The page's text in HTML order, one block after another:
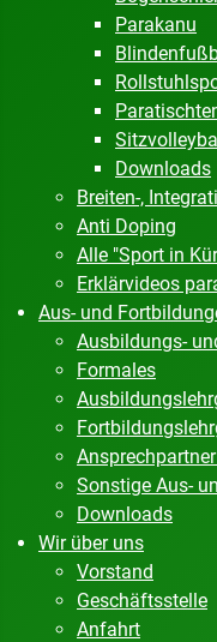
Parakanu
Downloads
Breiten-,
Anti Doping
Alle "Sport in
Erklärvideos
Aus- und
Ausbildungs-
Formales
Sonstige Aus-
Downloads
Wir über uns
Vorstand
Geschäftsstelle
Anfahrt